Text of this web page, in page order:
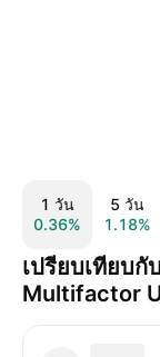
1 วัน
0.36%
5 วัน
1.18%
เปรียบเทียบกั
Multifactor